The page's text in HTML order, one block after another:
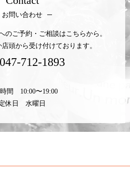
お問い合わせ
のご予約・ご相談はこちらから。
頭から受け付けております。
047-712-1893
間 10:00〜19:00
休日 水曜日